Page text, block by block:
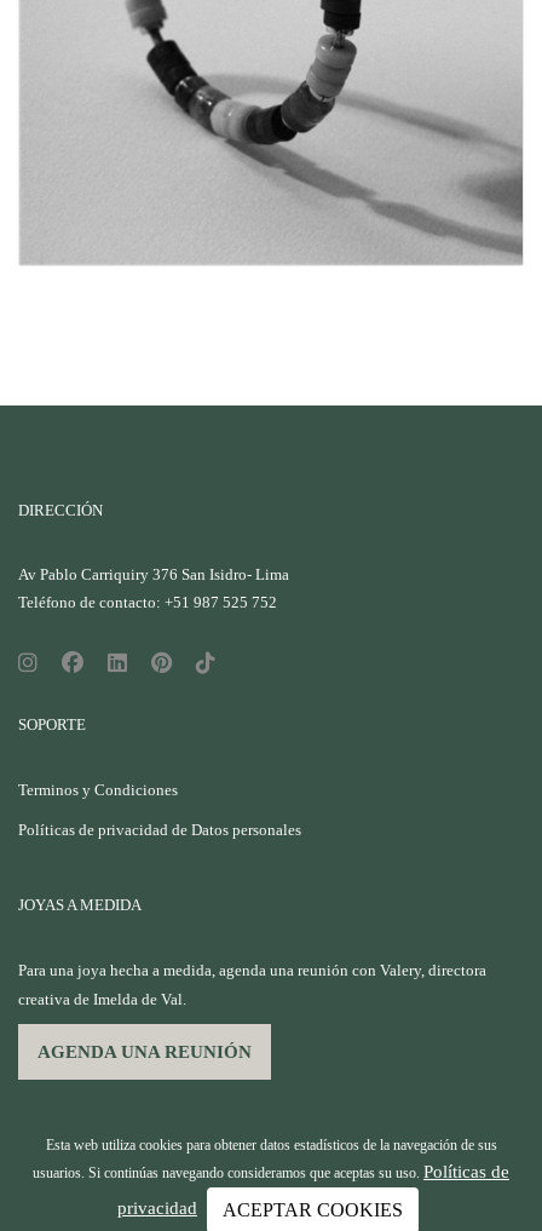
DIRECCIÓN
Av Pablo Carriquiry 376 San Isidro- Lima
Teléfono de contacto: +51 987 525 752
SOPORTE
Terminos y Condiciones
Políticas de privacidad de Datos personales
JOYAS A MEDIDA
Para una joya hecha a medida, agenda una reunión con Valery, directora
creativa de Imelda de Val.
AGENDA UNA REUNIÓN
Esta web utiliza cookies para obtener datos estadísticos de la navegación de sus
usuarios. Si continúas navegando consideramos que aceptas su uso. Políticas de
privacidad
ACEPTAR COOKIES